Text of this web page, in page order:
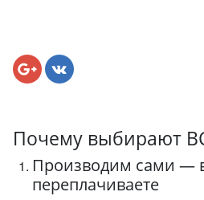
Почему выбирают
Производим сами —
переплачиваете